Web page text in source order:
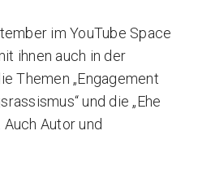
im YouTube Space
ihnen auch in der
Themen „Engagement
und die „Ehe
Autor und